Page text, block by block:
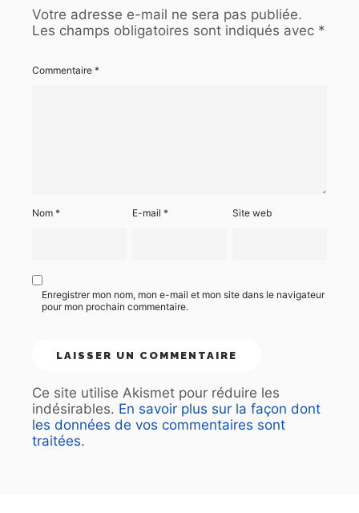
Votre adresse e-mail ne sera pas publiée.
Les champs obligatoires sont indiqués avec *
Commentaire *
Nom * E-mail* Site web
Enregistrer mon nom, mon e-mail et mon site dans le navigateur
pour mon prochain commentaire.
Ce site utilise Akismet pour réduire les
indésirables. En savoir plus sur la façon dont
les données de vos commentaires sont
traitées.